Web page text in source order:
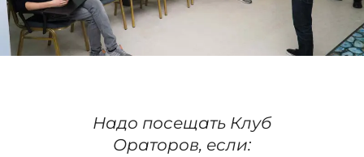
Надо посещать Клуб
Ораторов, если: